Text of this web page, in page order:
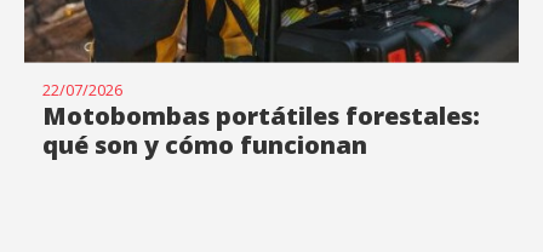
22/07/2026
Motobombas portátiles forestales:
qué son y cómo funcionan